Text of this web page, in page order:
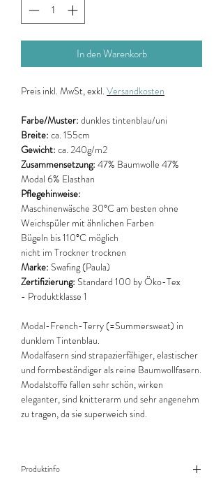
In den Warenkorb
Preis inkl. MwSt, exkl. Versandkosten
Farbe/Muster: dunklestintenblau/uni
Breite: ca. 155cm
Gewicht: ca. 240g/m2
Zusammensetzung: 47% Baumwolle 47%
Modal 6% Elasthan
Pflegehinweise:
Maschinenwäsche 30°C am besten ohne
Weichspüler mit ähnlichen Farben
Bügeln bis 110°C möglich
nicht im Trockner trocknen
Marke: Swafing (Paula)
Zertifizierung: Standard 100 by Öko-Tex
- Produktklasse 1
Modal-French-Terry (=Summersweat) in
dunklem Tintenblau.
Modalfasern sind strapazierfähiger, elastischer
und formbeständiger als reine Baumwollfasern.
Modalstoffe fallen sehr schön, wirken
eleganter, sind knitterarm und sehr angenehm
zu tragen, da sie superweich sind.
Produktinfo